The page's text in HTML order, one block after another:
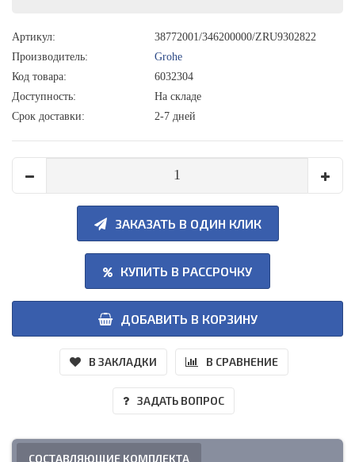
Артикул:
38772001/346200000/ZRU9302822
Производитель:
Grohe
Код товара:
6032304
Доступность:
На складе
Срок доставки:
2-7 дней
ЗАКАЗАТЬ В ОДИН КЛИК
КУПИТЬ В РАССРОЧКУ
ДОБАВИТЬ В КОРЗИНУ
В ЗАКЛАДКИ В СРАВНЕНИЕ
ЗАДАТЬ ВОПРОС
СОСТАВЛЯЮЩИЕ КОМПЛЕКТА